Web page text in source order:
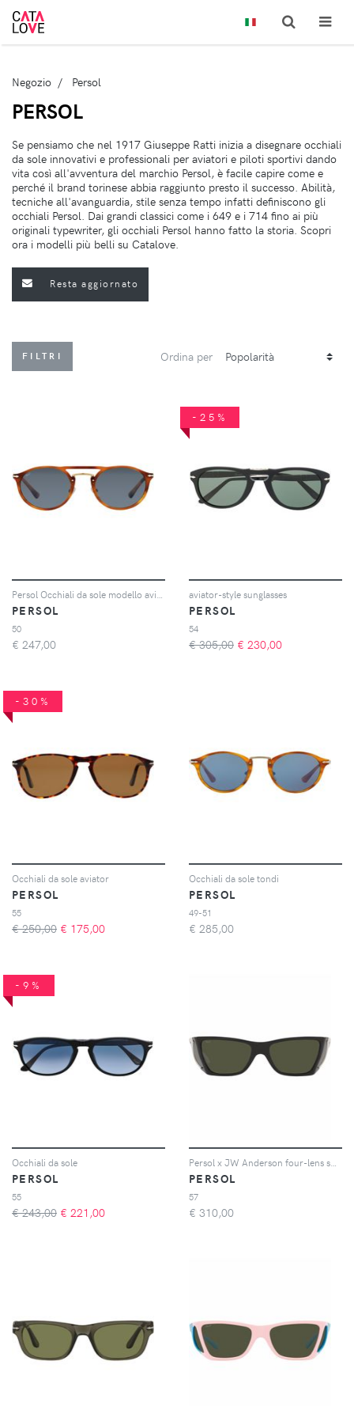
Negozio Persol
PERSOL
Se pensiamo che nel 1917 Giuseppe Ratti inizia a disegnare occhiali
da sole innovativi e professionali per aviatori e piloti sportivi dando
vita così all'avventura del marchio Persol, è facile capire come e
perché il brand torinese abbia raggiunto presto il successo. Abilità,
tecniche all'avanguardia, stile senza tempo infatti definiscono gli
occhiali Persol. Dai grandi classici come i 649 e i 714 fino ai più
originali typewriter, gli occhiali Persol hanno fatto la storia. Scopri
ora i modelli più belli su Catalove.
Resta aggiornato
FILTRI Ordina per
PERSOL
50
€ 247,00
-25%
aviator-style sunglasses
PERSOL
54
€ 305,00 € 230,00
-30%
Occhiali da sole aviator
PERSOL
55
€ 250,00 € 175,00
Occhiali da sole tondi
PERSOL
49-51
€ 285,00
-9%
Occhiali da sole
PERSOL
55
€ 243,00 € 221,00
PERSOL
57
€ 310,00